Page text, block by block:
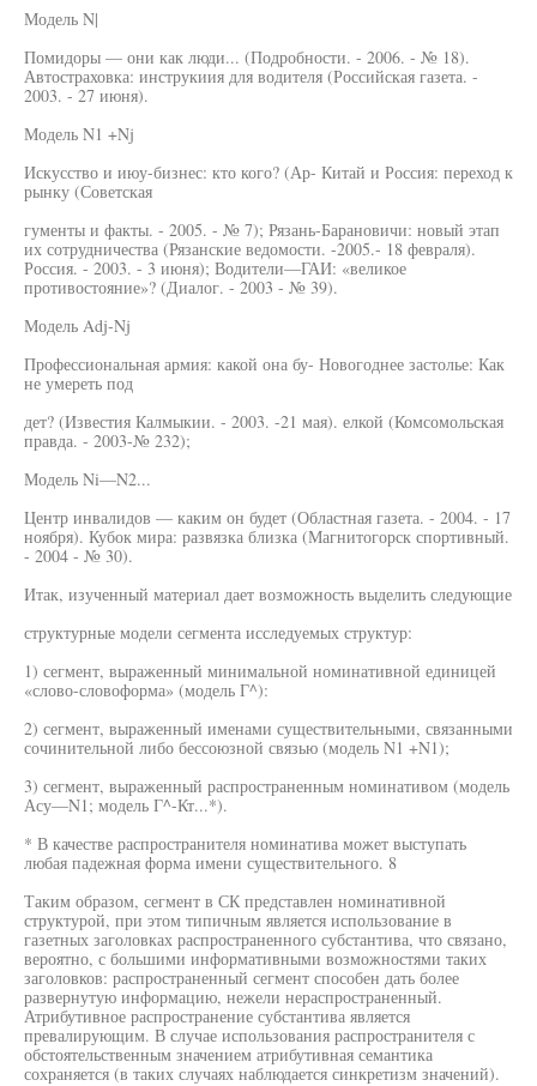
Модель N|
Помидоры — они как люди... (Подробности. - 2006. - № 18).
Автостраховка: инструкиия для водителя (Российская газета. -
2003. - 27 июня).
Модель N1 +Nj
Искусство и июу-бизнес: кто кого? (Ар- Китай и Россия: переход к
рынку (Советская
гументы и факты. - 2005. - № 7); Рязань-Барановичи: новый этап
их сотрудничества (Рязанские ведомости. -2005.- 18 февраля).
Россия. - 2003. - 3 июня); Водители—ГАИ: «великое
противостояние»? (Диалог. - 2003 - № 39).
Модель Adj-Nj
Профессиональная армия: какой она бу- Новогоднее застолье: Как
не умереть под
дет? (Известия Калмыкии. - 2003. -21 мая). елкой (Комсомольская
правда. - 2003-№ 232);
Модель Ni—N2...
Центр инвалидов — каким он будет (Областная газета. - 2004. - 17
ноября). Кубок мира: развязка близка (Магнитогорск спортивный.
- 2004 - № 30).
Итак, изученный материал дает возможность выделить следующие
структурные модели сегмента исследуемых структур:
1) сегмент, выраженный минимальной номинативной единицей
«слово-словоформа» (модель Г^):
2) сегмент, выраженный именами существительными, связанными
сочинительной либо бессоюзной связью (модель N1 +N1);
3) сегмент, выраженный распространенным номинативом (модель
Асу—N1; модель Г^-Кт...*).
* В качестве распространителя номинатива может выступать
любая падежная форма имени существительного. 8
Таким образом, сегмент в СК представлен номинативной
структурой, при этом типичным является использование в
газетных заголовках распространенного субстантива, что связано,
вероятно, с большими информативными возможностями таких
заголовков: распространенный сегмент способен дать более
развернутую информацию, нежели нераспространенный.
Атрибутивное распространение субстантива является
превалирующим. В случае использования распространителя с
обстоятельственным значением атрибутивная семантика
сохраняется (в таких случаях наблюдается синкретизм значений).